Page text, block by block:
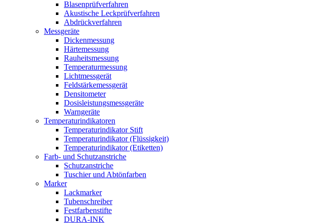
Blasenprüf­verfahren
Akustische Leckprüfverfahren
Abdrückverfahren
Messgeräte
Dickenmessung
Härtemessung
Rauheitsmessung
Temperaturmessung
Lichtmessgerät
Feldstärkemessgerät
Densitometer
Dosisleistungsmessgeräte
Warngeräte
Temperaturindikatoren
Temperaturindikator Stift
Temperaturindikator (Flüssigkeit)
Temperaturindikator (Etiketten)
Farb- und Schutzanstriche
Schutzanstriche
Tuschier und Abtönfarben
Marker
Lackmarker
Tubenschreiber
Festfarbenstifte
DURA-INK